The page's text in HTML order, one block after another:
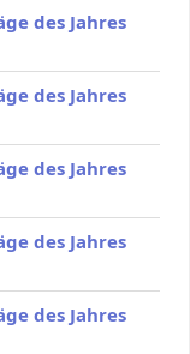
des Jahres
des Jahres
des Jahres
des Jahres
des Jahres